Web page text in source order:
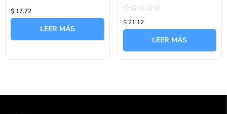
con
0
$ 17.72
LEER MÁS
con
0
$ 21.12
LEER MÁS